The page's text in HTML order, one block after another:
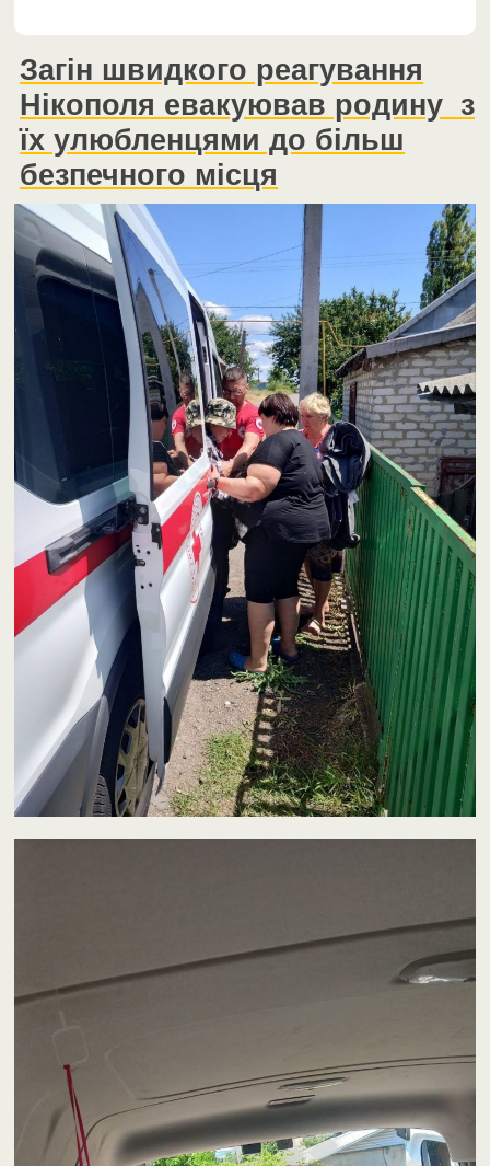
Загін швидкого реагування
Нікополя евакуював родину з
їх улюбленцями до більш
безпечного місця